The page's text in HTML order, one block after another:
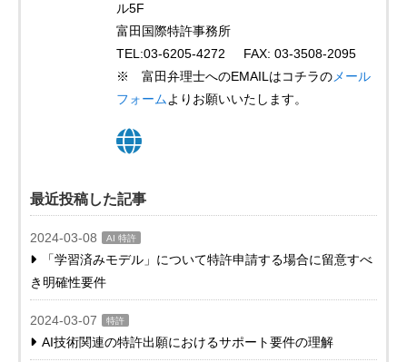
ル5F
富田国際特許事務所
TEL:03-6205-4272 FAX: 03-3508-2095
※ 富田弁理士へのEMAILはコチラのメール
フォームよりお願いいたします。
最近投稿した記事
2024-03-08 AI 特許
「学習済みモデル」について特許申請する場合に留意すべ
き明確性要件
2024-03-07 特許
AI技術関連の特許出願におけるサポート要件の理解